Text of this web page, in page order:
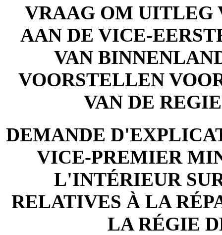
VRAAG OM UITLEG
AAN DE VICE-
VAN
VOORSTELLEN
VAN DE
DEMANDE
VICE-PREMIER
L'INTÉRIEUR
RELATIVES À LA
LA RÉGIE